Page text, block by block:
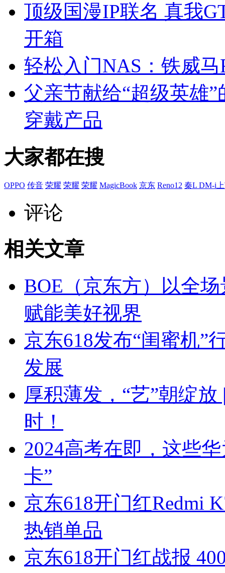
顶级国漫IP联名 真我
开箱
轻松入门NAS：铁威
父亲节献给“超级英雄
穿戴产品
大家都在搜
OPPO 传音 荣耀 荣耀 荣耀 MagicBook 京东 Reno12 秦L DM-i
评论
相关文章
BOE（京东方）以全
赋能美好视界
京东618发布“闺蜜机”
发展
厚积薄发，“艺”朝绽
时！
2024高考在即，这些
卡”
京东618开门红Redmi
热销单品
京东618开门红战报